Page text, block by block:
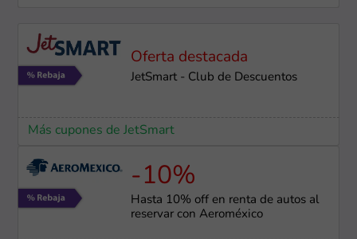
Oferta destacada
JetSmart - Club de Descuentos
Más cupones de JetSmart
-10%
Hasta 10% off en renta de autos al
reservar con Aeroméxico